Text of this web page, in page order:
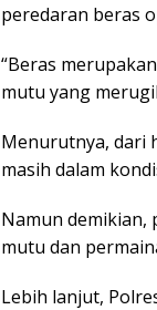
peredaran beras
“Beras
mutu yang
Menurutnya, dari
masih dalam
Namun demikian,
mutu dan
Lebih lanjut,